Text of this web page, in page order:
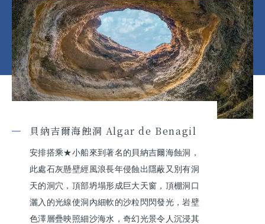
貝納吉爾海蝕洞 Algar de Benagil
安排搭乘★小船來到著名的貝納吉爾海蝕洞，
此處石灰懸壁經風浪長年侵蝕出隱蔽又別有洞
天的洞穴，頂部坍塌形成巨大天窗，頂棚洞口
灑入的光線使洞內細軟的沙粒閃閃發光，岩壁
色澤層疊映照細沙海水，奇幻光景令人沉浸其